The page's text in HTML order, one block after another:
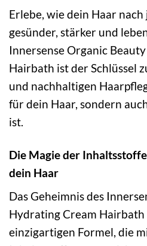
Erlebe, wie dein Haar
gesünder, stärker und
Innersense Organic
Hairbath ist der Schlüssel
und nachhaltigen
für dein Haar, sondern
ist.
Die Magie der
dein Haar
Das Geheimnis des
Hydrating Cream
einzigartigen Formel, die